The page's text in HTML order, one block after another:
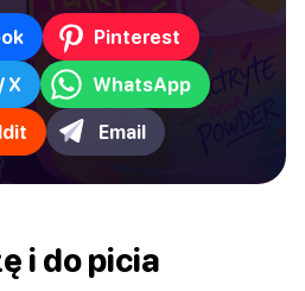
Pinterest
X WhatsApp
Email
i do picia